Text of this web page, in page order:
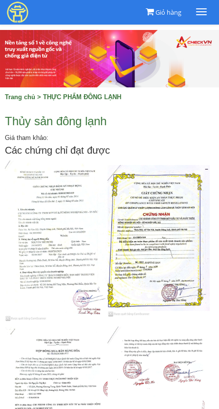
Giỏ hàng
Trang chủ > THỰC PHẨM ĐÔNG LẠNH
Thủy sản đông lạnh
Giá tham khảo:
Các chứng chỉ đạt được